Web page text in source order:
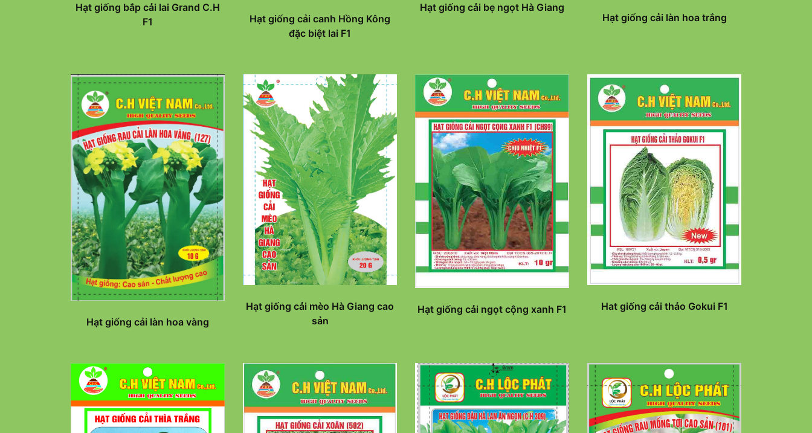
Hạt giống bắp cải lai Grand C.H
F1
Hạt giống cải canh Hồng Kông
đặc biệt lai F1
Hạt giống cải bẹ ngọt Hà Giang
Hạt giống cải làn hoa trắng
Hạt giống cải làn hoa vàng
Hạt giống cải mèo Hà Giang cao
sản
Hạt giống cải ngọt cộng xanh F1 Hat giống cải thảo Gokui F1